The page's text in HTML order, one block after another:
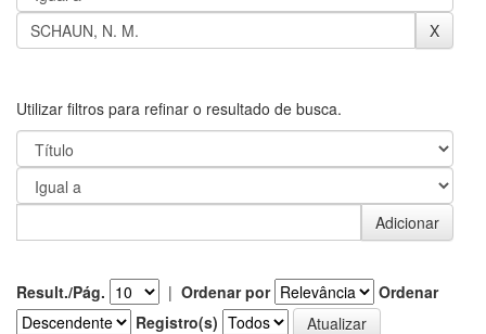
Utilizar filtros para refinar o resultado de busca.
Result./Pág. | Ordenar por
Ordenar
Registro(s)